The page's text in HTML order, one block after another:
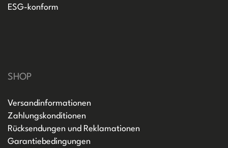
ESG-konform
SHOP
Versandinformationen
Zahlungskonditionen
Rücksendungen und Reklamationen
Garantiebedingungen